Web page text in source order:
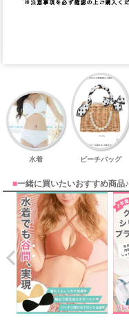
水着 ビーチバッグ
■一緒に買いたいおすすめ商品♪